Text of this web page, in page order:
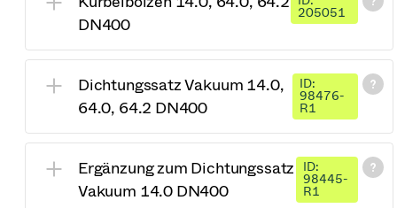
DN400
205051
Dichtungssatz Vakuum 14.0,
64.0, 64.2 DN400
ID:
98476-
R1
Ergänzung zum Dichtungssatz
Vakuum 14.0 DN400
ID:
98445-
R1